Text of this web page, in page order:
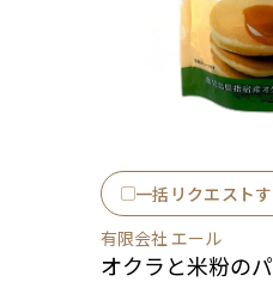
一括リクエスト
有限会社 エール
オクラと米粉の